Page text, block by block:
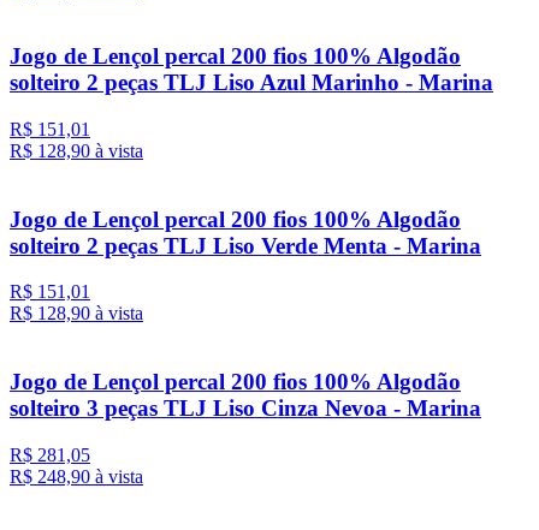
Jogo de Lençol percal 200 fios 100% Algodão
solteiro 2 peças TLJ Liso Azul Marinho - Marina
R$ 151,01
R$ 128,90 à vista
Jogo de Lençol percal 200 fios 100% Algodão
solteiro 2 peças TLJ Liso Verde Menta - Marina
R$ 151,01
R$ 128,90 à vista
Jogo de Lençol percal 200 fios 100% Algodão
solteiro 3 peças TLJ Liso Cinza Nevoa - Marina
R$ 281,05
R$ 248,90 à vista